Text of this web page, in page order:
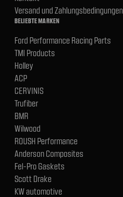
Versand und Zahlungsbedingungen
BELIEBTE MARKEN
Ford Performance Racing Parts
TMI Products
Holley
ACP
CERVINIS
Trufiber
BMR
Wilwood
ROUSH Performance
Anderson Composites
Fel-Pro Gaskets
Scott Drake
KW automotive